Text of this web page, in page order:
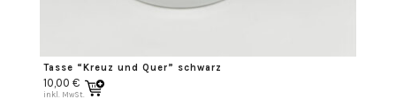
Tasse “Kreuz und Quer” schwarz
10,00 €
inkl. MwSt.